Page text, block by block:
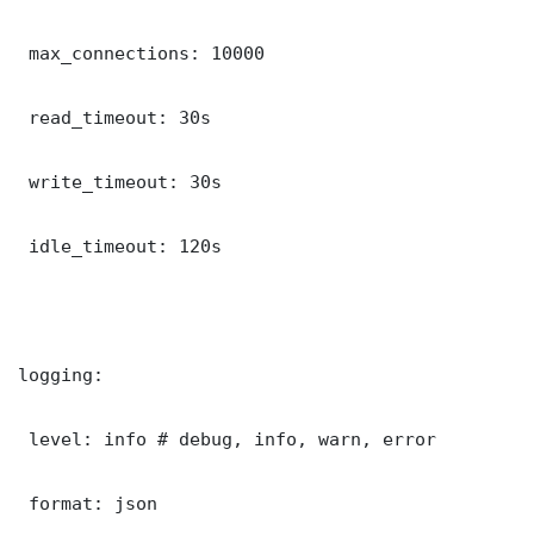
max_connections: 10000
read_timeout: 30s
write_timeout: 30s
idle_timeout: 120s
logging:
level: info # debug, info, warn, error
format: json